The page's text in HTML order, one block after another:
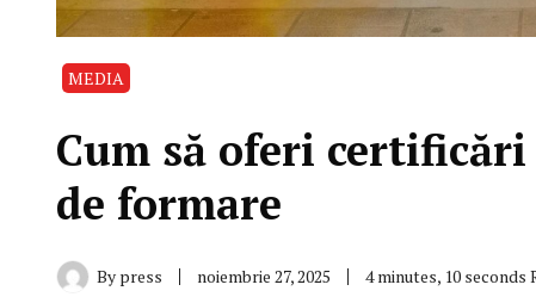
MEDIA
Cum să oferi
de formare
By press noiembrie 27, 2025 4 minutes, 10 seconds